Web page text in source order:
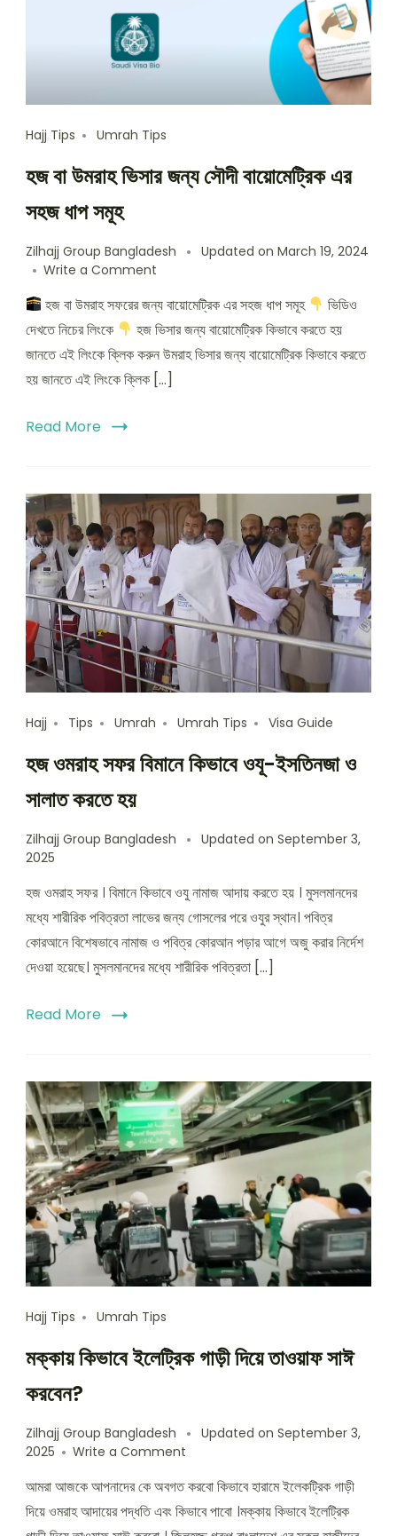
Hajj Tips Umrah Tips
হজ বা উমরাহ ভিসার জন্য সৌদী বায়োমেট্রিক এর
সহজ ধাপ সমূহ
Zilhajj Group Bangladesh Updated on March 19, 2024
Write a Comment
বা
উমরাহ
জন্য
সৌদী
হজ বা উমরাহ সফরের জন্য বায়োমেট্রিক এর সহজ ধাপ সমূহ
ভিডিও
দেখতে নিচের লিংকে
হজ ভিসার জন্য বায়োমেট্রিক কিভাবে করতে হয়
জানতে এই লিংকে ক্লিক করুন উমরাহ ভিসার জন্য বায়োমেট্রিক কিভাবে করতে
হয় জানতে এই লিংকে ক্লিক […]
Read More
Hajj Tips Umrah Umrah Tips Visa Guide
হজ ওমরাহ সফর বিমানে কিভাবে ওযূ-ইসতিনজা ও
সালাত করতে হয়
Zilhajj Group Bangladesh Updated on September 3,
2025
হজ ওমরাহ সফর । বিমানে কিভাবে ওযু নামাজ আদায় করতে হয় । মুসলমানদের
মধ্যে শারীরিক পবিত্রতা লাভের জন্য গোসলের পরে ওযুর স্থান। পবিত্র
কোরআনে বিশেষভাবে নামাজ ও পবিত্র কোরআন পড়ার আগে অজু করার নির্দেশ
দেওয়া হয়েছে। মুসলমানদের মধ্যে শারীরিক পবিত্রতা […]
Read More
Hajj Tips Umrah Tips
মক্কায় কিভাবে ইলেট্রিক গাড়ী দিয়ে তাওয়াফ সাঈ
করবেন?
Zilhajj Group Bangladesh Updated on September 3,
2025
Write a Comment
কিভাবে
ইলেট্রিক
আমরা আজকে আপনাদের কে অবগত করবো কিভাবে হারামে ইলেকট্রিক গাড়ী
দিয়ে ওমরাহ আদায়ের পদ্ধতি এবং কিভাবে পাবো ।মক্কায় কিভাবে ইলেট্রিক